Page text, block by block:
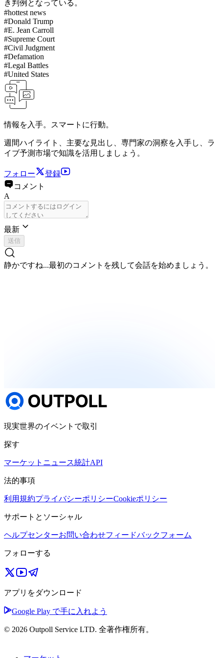
き判例となっている。
#hottest news
#Donald Trump
#E. Jean Carroll
#Supreme Court
#Civil Judgment
#Defamation
#Legal Battles
#United States
情報を入手。スマートに行動。
週間ハイライト、主要な見出し、専門家の洞察を入手し、ラ
イブ予測市場で知識を活用しましょう。
フォロー
登録
コメント
A
最新
送信
静かですね...最初のコメントを残して会話を始めましょう。
現実世界のイベントで取引
探す
マーケット ニュース統計API
法的事項
利用規約プライバシーポリシーCookieポリシー
サポートとソーシャル
ヘルプセンターお問い合わせフィードバックフォーム
フォローする
アプリをダウンロード
Google Play で手に入れよう
© 2026 Outpoll Service LTD. 全著作権所有。